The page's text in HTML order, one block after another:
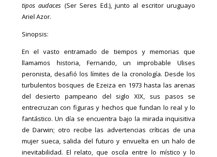
tipos audaces (Ser Seres Ed.), junto al escritor uruguayo
Ariel Azor.
Sinopsis:
En el vasto entramado de tiempos y memorias que
llamamos historia, Fernando, un improbable Ulises
peronista, desafió los límites de la cronología. Desde los
turbulentos bosques de Ezeiza en 1973 hasta las arenas
del desierto pampeano del siglo XIX, sus pasos se
entrecruzan con figuras y hechos que fundan lo real y lo
fantástico. Un día se encuentra bajo la mirada inquisitiva
de Darwin; otro recibe las advertencias críticas de una
mujer sueca, salida del futuro y envuelta en un halo de
inevitabilidad. El relato, que oscila entre lo místico y lo